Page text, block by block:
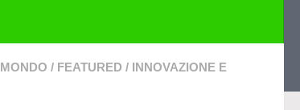
/ FEATURED / INNOVAZIONE E